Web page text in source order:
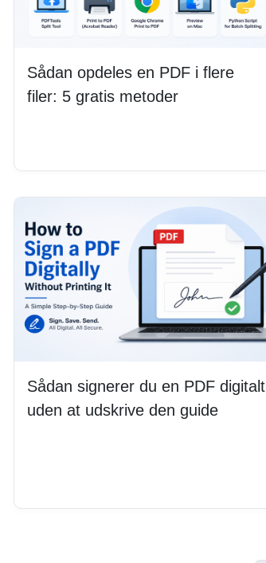
Sådan opdeles en PDF i flere
filer: 5 gratis metoder
Sådan signerer du en PDF digitalt
uden at udskrive den guide